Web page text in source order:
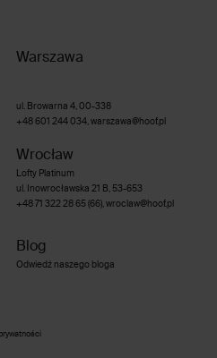
Warszawa
ul. Browarna 4, 00-338
+48 601 244 034, warszawa@hoof.pl
Wrocław
Lofty Platinum
ul. Inowrocławska 21 B, 53-653
+48 71 322 28 65 (66) , wroclaw@hoof.pl
Blog
Odwiedź naszego bloga